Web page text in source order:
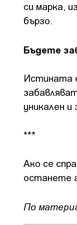
си марка,
бързо.
Бъдете
Истината
уникален
***
Ако се
останете
По